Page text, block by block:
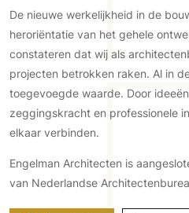
Keukenbladen
Keukenkranen
Binnendeuren
Houten deuren
Gevel
Gevelbekleding
Gevelstenen
Houten gevelbekleding
Stucwerk
Zonwering
Zonwering buiten
Zwembad
Horeca
Kantoor
De nieuwe werkelijkheid in de
heroriëntatie van het gehele
constateren dat wij als
projecten betrokken raken. Al in
toegevoegde waarde. Door
zeggingskracht en professionele
elkaar verbinden.
Engelman Architecten is
van Nederlandse